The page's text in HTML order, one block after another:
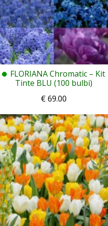
FLORIANA Chromatic – Kit
Tinte BLU (100 bulbi)
€69.00